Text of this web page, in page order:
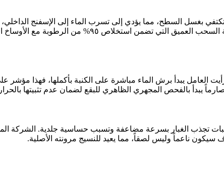
بغسل السطح، مما يؤدي إلى تسرب الماء إلى الإسفنج الداخلي،
التقييم الصحيح يعتمد على مراقبة قوة جهاز الشفط. في شركة
العامل يبدأ برش الماء مباشرة على الكنبة بأكملها، فهذا
يبدأ بالفحص المجهري الظاهري للبقع لضمان عدم تثبيتها
تجذب الغبار بسرعة مضاعفة وتسبب حساسية جلدية. الشركة
ناعماً وليس لصقاً، مما يعيد للنسيج مرونته الأصلية.